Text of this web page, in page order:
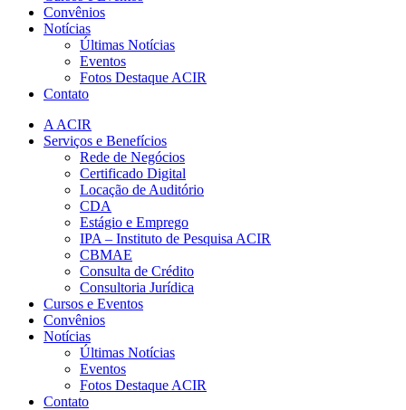
Convênios
Notícias
Últimas Notícias
Eventos
Fotos Destaque ACIR
Contato
A ACIR
Serviços e Benefícios
Rede de Negócios
Certificado Digital
Locação de Auditório
CDA
Estágio e Emprego
IPA – Instituto de Pesquisa ACIR
CBMAE
Consulta de Crédito
Consultoria Jurídica
Cursos e Eventos
Convênios
Notícias
Últimas Notícias
Eventos
Fotos Destaque ACIR
Contato